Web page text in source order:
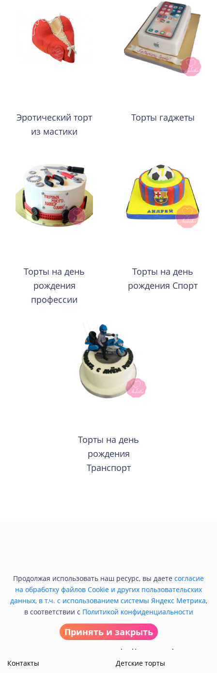
Эротический торт
из мастики
Торты гаджеты
Торты на день
рождения
профессии
Торты на день
рождения Спорт
Торты на день
рождения
Транспорт
Кондитерская
О нас
Сроки изготовления
Контакты
Торты на заказ
Свадебные торты
Корпоративные торты
Торты на день рождения
Детские торты
Продолжая использовать наш ресурс, вы даете согласие
на обработку файлов Cookie и других пользовательских
данных, в т.ч. с использованием системы Яндекс Метрика,
в соответствии с Политикой конфиденциальности
Принять и закрыть